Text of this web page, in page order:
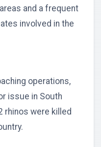
and a frequent
involved in the
operations,
issue in South
rhinos were killed